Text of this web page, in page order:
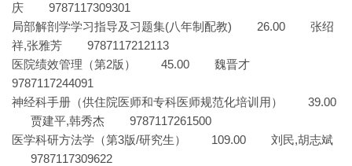
庆 9787117309301
局部解剖学学习指导及习题集(八年制配教) 26.00 张绍
祥,张雅芳 9787117212113
医院绩效管理（第2版） 45.00 魏晋才
9787117244091
神经科手册（供住院医师和专科医师规范化培训用） 39.00
贾建平,韩秀杰 9787117261500
医学科研方法学（第3版/研究生） 109.00 刘民,胡志斌
9787117309622